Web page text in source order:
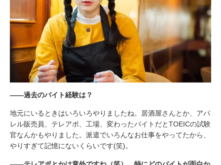
――過去のバイト経験は？
地元にいるときはいろいろやりましたね。居酒屋さんとか、アパ
レル販売員、テレアポ、工場、変わったバイトだとTOEICの試験
官なんかもやりました。派遣でいろんなお仕事をやってたから、
やりすぎて記憶にないくらいです(笑)。